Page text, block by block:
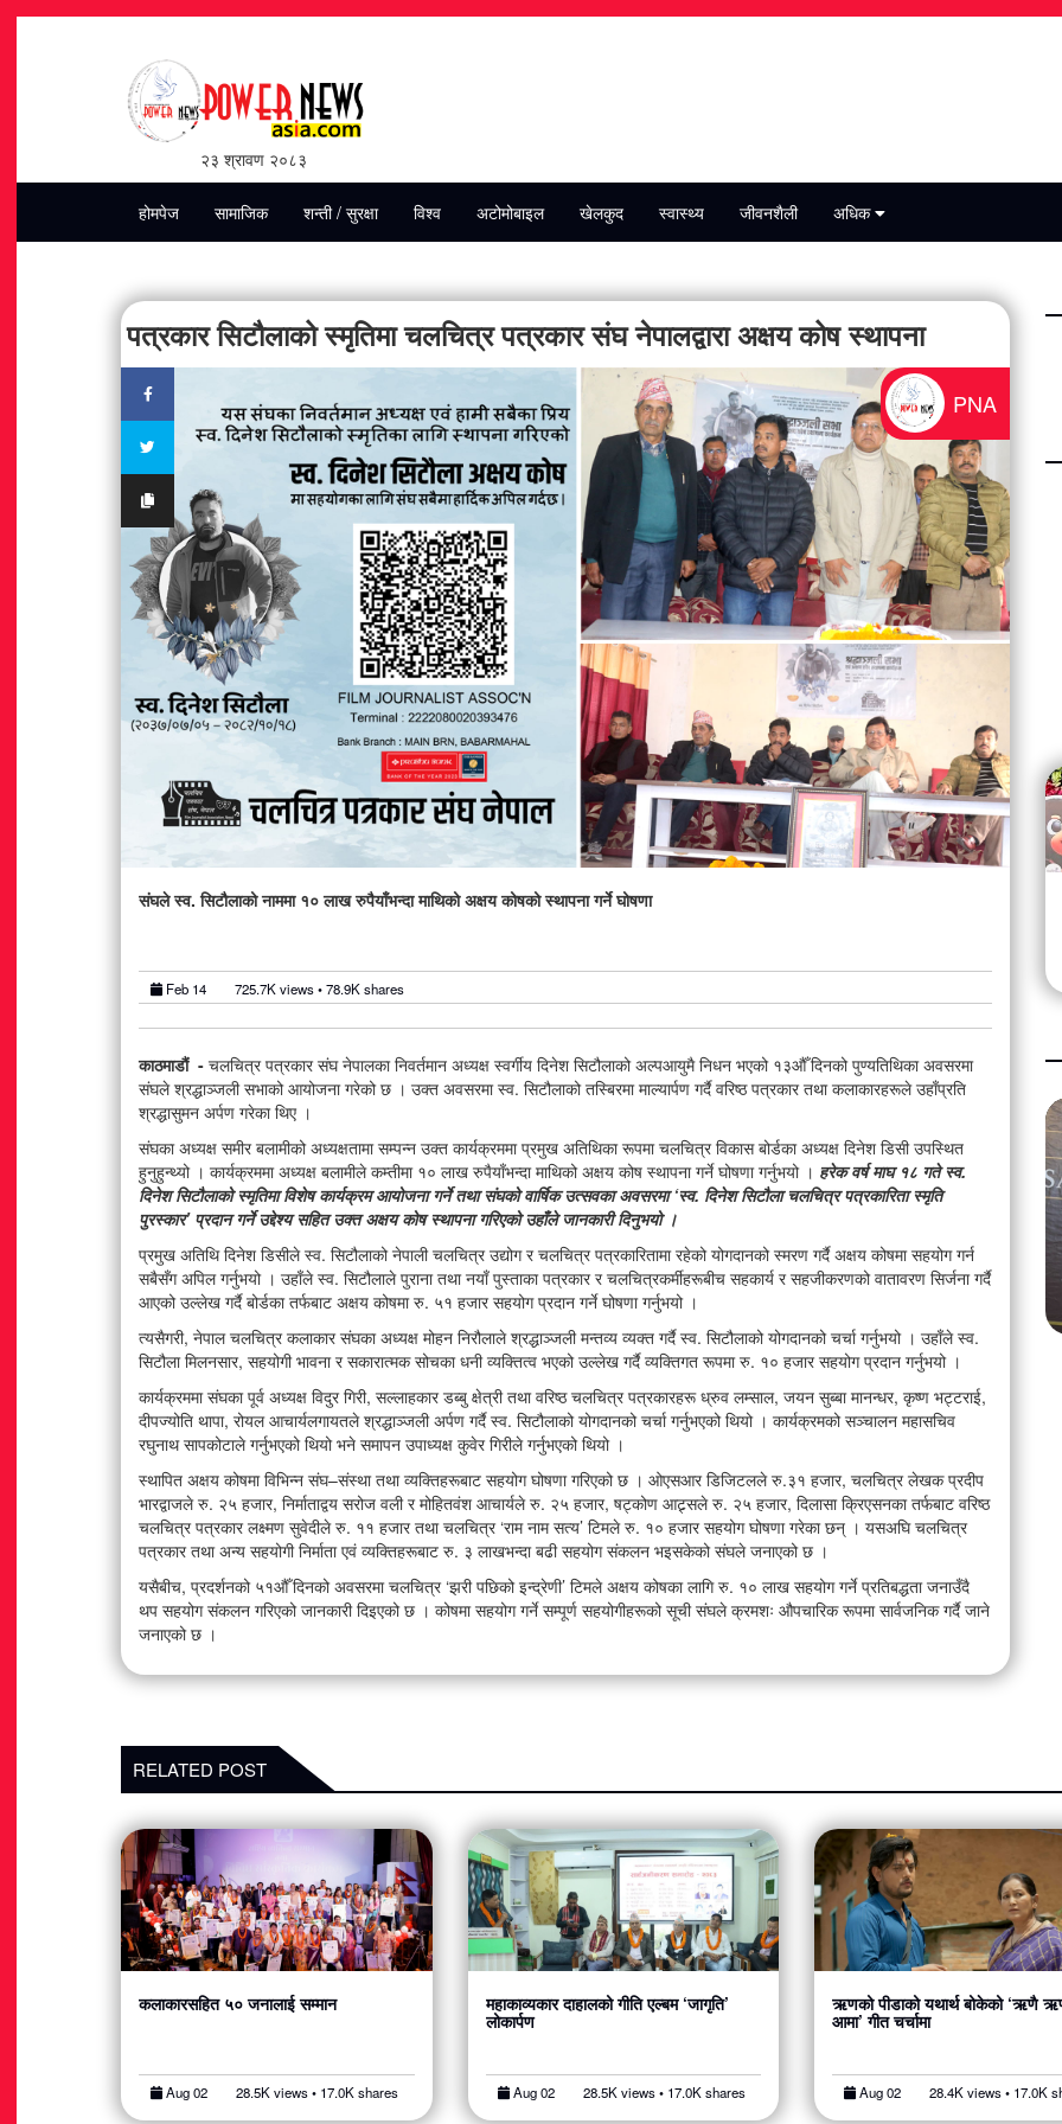
२३ श्रावण २०८३
होमपेज सामाजिक शन्ती / सुरक्षा विश्व अटोमोबाइल खेलकुद स्वास्थ्य जीवनशैली अधिक
पत्रकार सिटौलाको स्मृतिमा चलचित्र पत्रकार संघ नेपालद्वारा अक्षय कोष स्थापना
PNA
संघले स्व. सिटौलाको नाममा १० लाख रुपैयाँभन्दा माथिको अक्षय कोषको स्थापना गर्ने घोषणा
Feb 14 725.7Kviews •78.9Kshares
काठमाडौं - चलचित्र पत्रकार संघ नेपालका निवर्तमान अध्यक्ष स्वर्गीय दिनेश सिटौलाको अल्पआयुमै निधन भएको १३औँ दिनको पुण्यतिथिका अवसरमा
संघले श्रद्धाञ्जली सभाको आयोजना गरेको छ । उक्त अवसरमा स्व. सिटौलाको तस्बिरमा माल्यार्पण गर्दै वरिष्ठ पत्रकार तथा कलाकारहरूले उहाँप्रति
श्रद्धासुमन अर्पण गरेका थिए ।
संघका अध्यक्ष समीर बलामीको अध्यक्षतामा सम्पन्न उक्त कार्यक्रममा प्रमुख अतिथिका रूपमा चलचित्र विकास बोर्डका अध्यक्ष दिनेश डिसी उपस्थित
हुनुहुन्थ्यो । कार्यक्रममा अध्यक्ष बलामीले कम्तीमा १० लाख रुपैयाँभन्दा माथिको अक्षय कोष स्थापना गर्ने घोषणा गर्नुभयो । हरेक वर्ष माघ १८ गते स्व.
दिनेश सिटौलाको स्मृतिमा विशेष कार्यक्रम आयोजना गर्ने तथा संघको वार्षिक उत्सवका अवसरमा ‘स्व. दिनेश सिटौला चलचित्र पत्रकारिता स्मृति
पुरस्कार’ प्रदान गर्ने उद्देश्य सहित उक्त अक्षय कोष स्थापना गरिएको उहाँले जानकारी दिनुभयो ।
प्रमुख अतिथि दिनेश डिसीले स्व. सिटौलाको नेपाली चलचित्र उद्योग र चलचित्र पत्रकारितामा रहेको योगदानको स्मरण गर्दै अक्षय कोषमा सहयोग गर्न
सबैसँग अपिल गर्नुभयो । उहाँले स्व. सिटौलाले पुराना तथा नयाँ पुस्ताका पत्रकार र चलचित्रकर्मीहरूबीच सहकार्य र सहजीकरणको वातावरण सिर्जना गर्दै
आएको उल्लेख गर्दै बोर्डका तर्फबाट अक्षय कोषमा रु. ५१ हजार सहयोग प्रदान गर्ने घोषणा गर्नुभयो ।
त्यसैगरी, नेपाल चलचित्र कलाकार संघका अध्यक्ष मोहन निरौलाले श्रद्धाञ्जली मन्तव्य व्यक्त गर्दै स्व. सिटौलाको योगदानको चर्चा गर्नुभयो । उहाँले स्व.
सिटौला मिलनसार, सहयोगी भावना र सकारात्मक सोचका धनी व्यक्तित्व भएको उल्लेख गर्दै व्यक्तिगत रूपमा रु. १० हजार सहयोग प्रदान गर्नुभयो ।
कार्यक्रममा संघका पूर्व अध्यक्ष विदुर गिरी, सल्लाहकार डब्बु क्षेत्री तथा वरिष्ठ चलचित्र पत्रकारहरू ध्रुव लम्साल, जयन सुब्बा मानन्धर, कृष्ण भट्टराई,
दीपज्योति थापा, रोयल आचार्यलगायतले श्रद्धाञ्जली अर्पण गर्दै स्व. सिटौलाको योगदानको चर्चा गर्नुभएको थियो । कार्यक्रमको सञ्चालन महासचिव
रघुनाथ सापकोटाले गर्नुभएको थियो भने समापन उपाध्यक्ष कुवेर गिरीले गर्नुभएको थियो ।
स्थापित अक्षय कोषमा विभिन्न संघ–संस्था तथा व्यक्तिहरूबाट सहयोग घोषणा गरिएको छ । ओएसआर डिजिटलले रु.३१ हजार, चलचित्र लेखक प्रदीप
भारद्वाजले रु. २५ हजार, निर्माताद्वय सरोज वली र मोहितवंश आचार्यले रु. २५ हजार, षट्कोण आट्र्सले रु. २५ हजार, दिलासा क्रिएसनका तर्फबाट वरिष्ठ
चलचित्र पत्रकार लक्ष्मण सुवेदीले रु. ११ हजार तथा चलचित्र ‘राम नाम सत्य’ टिमले रु. १० हजार सहयोग घोषणा गरेका छन् । यसअघि चलचित्र
पत्रकार तथा अन्य सहयोगी निर्माता एवं व्यक्तिहरूबाट रु. ३ लाखभन्दा बढी सहयोग संकलन भइसकेको संघले जनाएको छ ।
यसैबीच, प्रदर्शनको ५१औँ दिनको अवसरमा चलचित्र ‘झरी पछिको इन्द्रेणी’ टिमले अक्षय कोषका लागि रु. १० लाख सहयोग गर्ने प्रतिबद्धता जनाउँदै
थप सहयोग संकलन गरिएको जानकारी दिइएको छ । कोषमा सहयोग गर्ने सम्पूर्ण सहयोगीहरूको सूची संघले क्रमशः औपचारिक रूपमा सार्वजनिक गर्दै जाने
जनाएको छ ।
ऐतिहासिक गौरव : दिप्सन कार्की बने
युनिभर्स वर्ल्ड २०२६
363 views • 15 shares
कलाकारसहित ५० जनालाई सम्मान
Aug 02 28.5K views • 17.0K shares
महाकाव्यकार दाहालको गीति एल्बम ‘जागृति’ लोकार्पण
28.5K views • 17.0K shares
मलेसियामा नेपालको ऐतिहासिक गौरव : दिप्सन कार्की बने ‘किड्स
Aug 06 363 views • 15 shares
नेपालका देव जैसवाल बने ‘टुरिज्म एम्बासडर युनिभर्स इन्टरनेशनल
Aug 04
RELATED POST
कलाकारसहित ५० जनालाई सम्मान
Aug 02 28.5K views • 17.0K shares
महाकाव्यकार दाहालको गीति एल्बम ‘जागृति’
लोकार्पण
Aug 02 28.5K views • 17.0K shares
ऋणको पीडाको यथार्थ बोकेको ‘ऋणै
आमा’ गीत चर्चामा
Aug 02 28.4K views • 17.0K